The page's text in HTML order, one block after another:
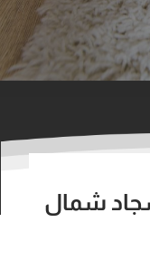
شمال